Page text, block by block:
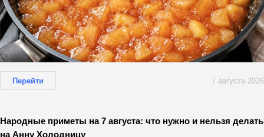
Перейти 7 августа 2026
Народные приметы на 7 августа: что нужно и нельзя делать
на Анну Холодницу